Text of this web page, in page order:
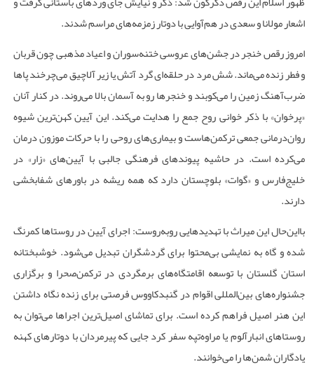
اشعار مولانا و سعدی در هم‌آوایی با دوتار زمزمه‌های مراسم شدند.
امروز رقص خنجر در جشن‌های عروسی ختنه‌سوران و اعیاد مذهبی چون قربان
و فطر زنده می‌ماند. شش مرد در حلقه‌ای گرد آتش یا زیر آلاچیق می‌چرخند پاها
ضرب‌آهنگ زمین را می‌کوبند و خنجرها رو به آسمان بالا می‌روند. در کنار آنان
«پرخوان» با ذکر خوانی روح جمع را هدایت می‌کند. این آیین کهن‌ترین شیوه
روان‌درمانی جمعی ترکمن‌هاست و بیماری‌های روحی را با حرکات موزون درمان
می‌کرده است. در حاشیه پیوندهای فرهنگی جالبی با آیین‌های «زار» در
خلیج‌فارس و «گوات» بلوچستان دارد که همه ریشه در باورهای شفابخشی
دارند.
بااین‌حال این میراث با تهدیدهایی روبه‌روست: اجرای آیین در روستاها کمرنگ
شده و گاه به نمایشی بی‌محتوا برای گردشگران تبدیل می‌شود. خوشبختانه
استان گلستان با توسعه اقامتگاه‌های برمگردی در ترکمن‌صحرا و برگزاری
جشنواره‌های بین‌المللی اقوام در گنبدکاووس فرصتی برای زنده نگاه داشتن
این هنر اصیل فراهم کرده است. برای تماشای اصیل‌ترین اجراها می‌توان به
روستاهای انبارآلوم یا مراوه‌تپه سفر کرد جایی که پیرمردان با دوتارهای کهنه
یادگاران شمن‌ها را می‌خوانند.